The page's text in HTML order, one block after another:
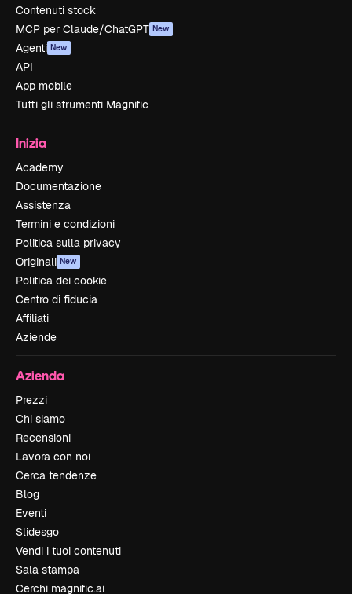
Contenuti stock
MCP per Claude/ChatGPT New
Agenti New
API
App mobile
Tutti gli strumenti Magnific
Inizia
Academy
Documentazione
Assistenza
Termini e condizioni
Politica sulla privacy
Originali New
Politica dei cookie
Centro di fiducia
Affiliati
Aziende
Azienda
Prezzi
Chi siamo
Recensioni
Lavora con noi
Cerca tendenze
Blog
Eventi
Slidesgo
Vendi i tuoi contenuti
Sala stampa
Cerchi magnific.ai